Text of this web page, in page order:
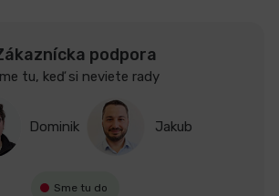
podpora
tu, keď si neviete rady
Dominik Jakub
Sme tu do